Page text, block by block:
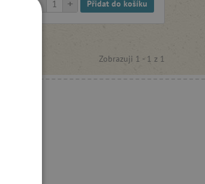
+
- Přidat do košíku
Zobrazuji 1 - 1 z 1